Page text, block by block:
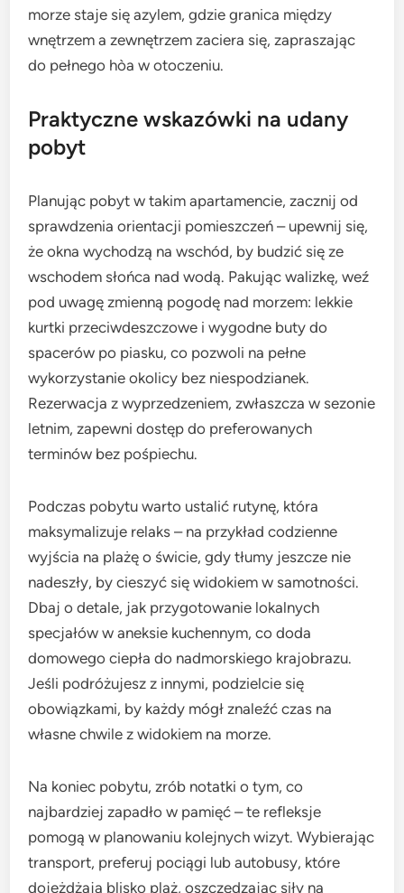
morze staje się azylem, gdzie granica między
wnętrzem a zewnętrzem zaciera się, zapraszając
do pełnego hòa w otoczeniu.
Praktyczne wskazówki na udany
pobyt
Planując pobyt w takim apartamencie, zacznij od
sprawdzenia orientacji pomieszczeń – upewnij się,
że okna wychodzą na wschód, by budzić się ze
wschodem słońca nad wodą. Pakując walizkę, weź
pod uwagę zmienną pogodę nad morzem: lekkie
kurtki przeciwdeszczowe i wygodne buty do
spacerów po piasku, co pozwoli na pełne
wykorzystanie okolicy bez niespodzianek.
Rezerwacja z wyprzedzeniem, zwłaszcza w sezonie
letnim, zapewni dostęp do preferowanych
terminów bez pośpiechu.
Podczas pobytu warto ustalić rutynę, która
maksymalizuje relaks – na przykład codzienne
wyjścia na plażę o świcie, gdy tłumy jeszcze nie
nadeszły, by cieszyć się widokiem w samotności.
Dbaj o detale, jak przygotowanie lokalnych
specjałów w aneksie kuchennym, co doda
domowego ciepła do nadmorskiego krajobrazu.
Jeśli podróżujesz z innymi, podzielcie się
obowiązkami, by każdy mógł znaleźć czas na
własne chwile z widokiem na morze.
Na koniec pobytu, zrób notatki o tym, co
najbardziej zapadło w pamięć – te refleksje
pomogą w planowaniu kolejnych wizyt. Wybierając
transport, preferuj pociągi lub autobusy, które
dojeżdżają blisko plaż, oszczędzając siły na